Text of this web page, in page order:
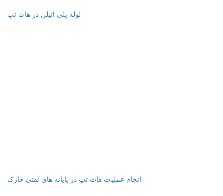
لوله پلی اتیلن در هات تپ
انجام عملیات هات تپ در پایانه های نفتی خارک